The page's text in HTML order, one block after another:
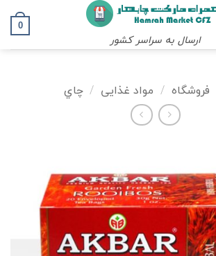
ارسال به سراسر کشور
0
فروشگاه / مواد غذایی / چاي